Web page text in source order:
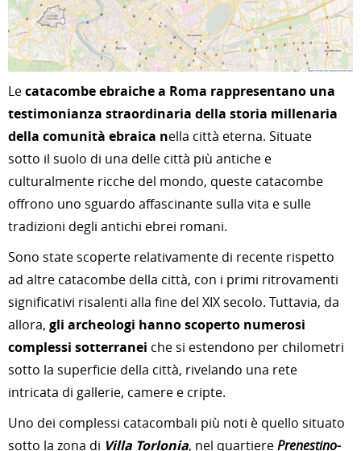
Lecatacombe ebraiche a Roma rappresentano una
testimonianza straordinaria della storia millenaria
della comunità ebraica nella città eterna. Situate
sotto il suolo di una delle città più antiche e
culturalmente ricche del mondo, queste catacombe
offrono uno sguardo affascinante sulla vita e sulle
tradizioni degli antichi ebrei romani.
Sono state scoperte relativamente di recente rispetto
ad altre catacombe della città, con i primi ritrovamenti
significativi risalenti alla fine del XIX secolo. Tuttavia, da
allora, gli archeologi hanno scoperto numerosi
complessi sotterranei che si estendono per chilometri
sotto la superficie della città, rivelando una rete
intricata di gallerie, camere e cripte.
Uno dei complessi catacombali più noti è quello situato
sotto la zona di Villa Torlonia, nel quartierePrenestino-